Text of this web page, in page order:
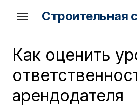
content
Строительная
Как оценить
арендодателя